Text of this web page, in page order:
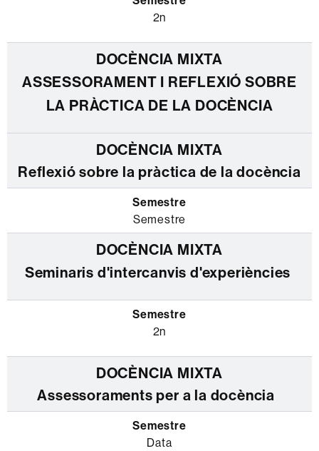
2n
ASSESSORAMENT I REFLEXIÓ SOBRE
LA PRÀCTICA DE LA DOCÈNCIA
Reflexió sobre la pràctica de la docència
Semestre
Seminaris d'intercanvis d'experiències
2n
Assessoraments per a la docència
Data